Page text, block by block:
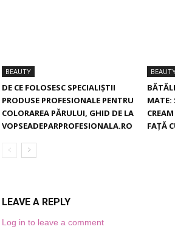
BEAUTY
DE CE FOLOSESC SPECIALIȘTII
PRODUSE PROFESIONALE PENTRU
COLORAREA PĂRULUI, GHID DE LA
VOPSEADEPARPROFESIONALA.RO
MATE:
FAȚĂ
LEAVE A REPLY
Log in to leave a comment